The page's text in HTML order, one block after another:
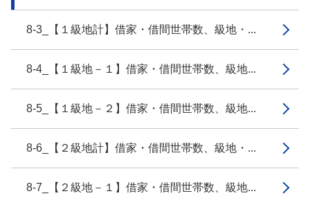
8-3_【１級地計】借家・借間世帯数、級地・...
8-4_【１級地－１】借家・借間世帯数、級地...
8-5_【１級地－２】借家・借間世帯数、級地...
8-6_【２級地計】借家・借間世帯数、級地・...
8-7_【２級地－１】借家・借間世帯数、級地...